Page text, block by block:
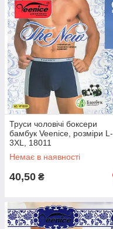
Труси чоловічі боксери
бамбук Veenice, розміри L-
3XL, 18011
Немає в наявності
40,50 ₴